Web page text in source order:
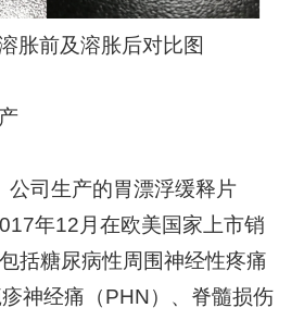
胀前及溶胀后对比图
公司生产的胃漂浮缓释片
年12月在欧美国家上市销
括糖尿病性周围神经性疼痛
疹神经痛（PHN）、脊髓损伤